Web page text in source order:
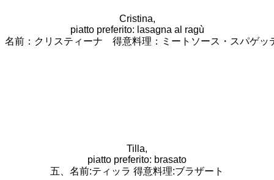
Cristina,
piatto preferito: lasagna al ragù
名前：クリスティーナ 得意料理：ミートソース・スパゲッ
Tilla,
piatto preferito: brasato
五、名前:ティッラ 得意料理:ブラザート